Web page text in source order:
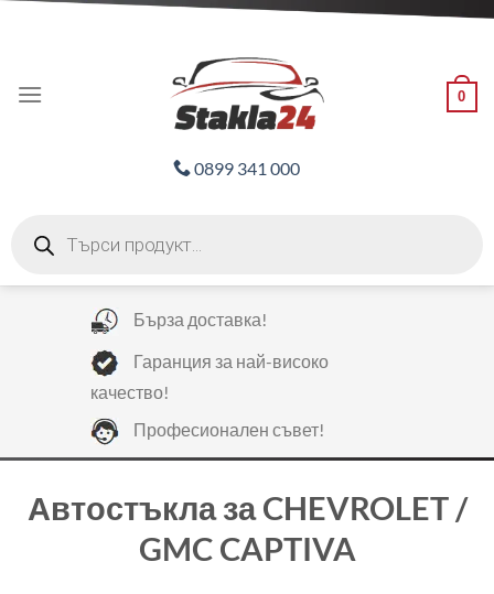
0
0899 341 000
search
Бърза доставка!
Гаранция за най-високо
качество!
Професионален съвет!
Автостъкла за CHEVROLET /
GMC CAPTIVA